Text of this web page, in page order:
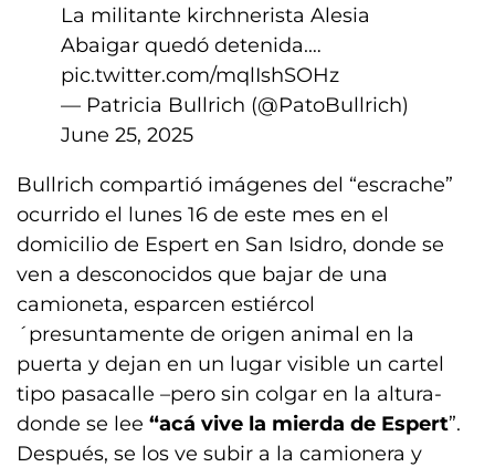
La militante kirchnerista Alesia
Abaigar quedó detenida.…
pic.twitter.com/mqlIshSOHz
— Patricia Bullrich (@PatoBullrich)
June 25, 2025
Bullrich compartió imágenes del “escrache”
ocurrido el lunes 16 de este mes en el
domicilio de Espert en San Isidro, donde se
ven a desconocidos que bajar de una
camioneta, esparcen estiércol
´presuntamente de origen animal en la
puerta y dejan en un lugar visible un cartel
tipo pasacalle –pero sin colgar en la altura-
donde se lee “acá vive la mierda de Espert”.
Después, se los ve subir a la camionera y